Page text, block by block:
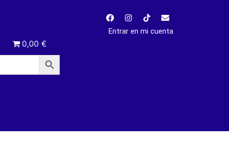
0,00 €
Entrar en mi cuenta